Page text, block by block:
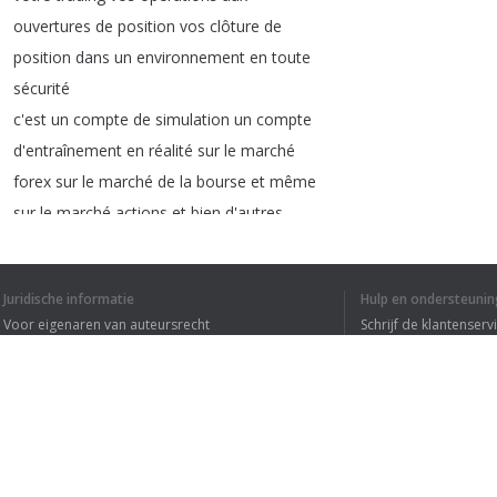
ouvertures de position vos clôture de
position dans un environnement en toute
sécurité
c'est un compte de simulation un compte
d'entraînement en réalité sur le marché
forex sur le marché de la bourse et même
sur le marché actions et bien d'autres
vous allez apprendre
graphique ajouté un indicateur technique
Juridische informatie
Voor eigenaren van auteursrecht
Hulp en
Schrijf de